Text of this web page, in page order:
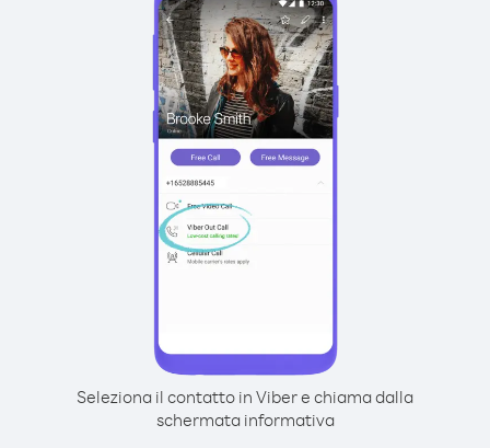
Seleziona il contatto in Viber e chiama dalla
schermata informativa